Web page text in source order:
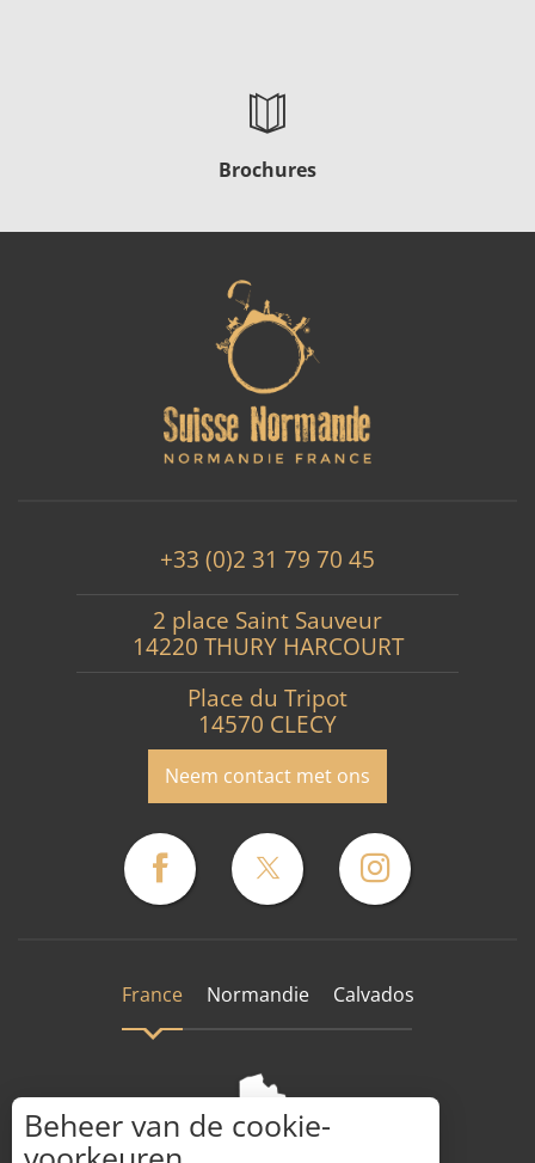
Brochures
+33 (0)2 31 79 70 45
2 place Saint Sauveur
14220 THURY HARCOURT
Place du Tripot
14570 CLECY
Neem contact met ons
France Normandie Calvados
Beheer van de cookie-